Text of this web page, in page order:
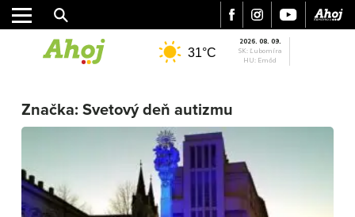
MESTO
REGIÓN
ŠPORT
KULTÚRA
FOTKY
31°C
2026. 08. 09.
SK: Ľubomíra
HU: Emőd
Značka: Svetový deň autizmu